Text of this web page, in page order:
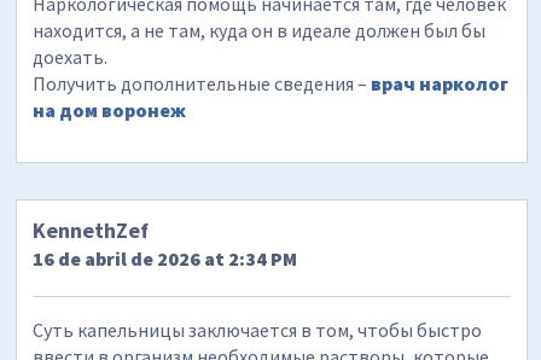
находится, а не там, куда он в идеале должен был бы
доехать.
Получить дополнительные сведения – врач нарколог
на дом воронеж
KennethZef
16 de abril de 2026 at 2:34 PM
Суть капельницы заключается в том, чтобы быстро